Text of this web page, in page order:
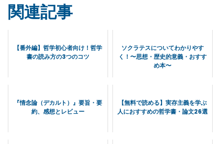
関連記事
【番外編】哲学初心者向け！哲学
書の読み方の3つのコツ
ソクラテスについてわかりやす
く！〜思想・歴史的意義・おすす
め本〜
『情念論（デカルト）』要旨・要
約、感想とレビュー
【無料で読める】実存主義を学ぶ
人におすすめの哲学書・論文26選